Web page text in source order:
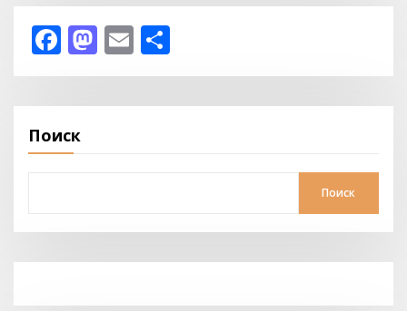
Facebook
Mastodon
Email
Поиск
Поиск